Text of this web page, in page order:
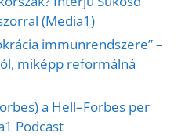
(Media1)
immunrendszere” –
miképp reformálná
a Hell–Forbes per
Podcast